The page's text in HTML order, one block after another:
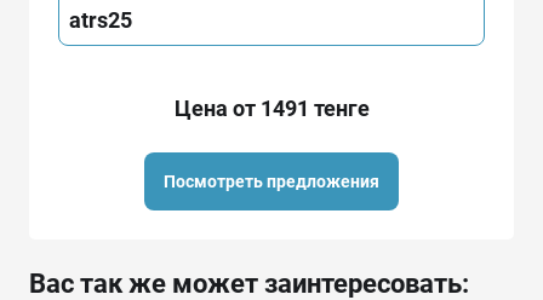
atrs25
Цена от 1491 тенге
Посмотреть предложения
Вас так же может заинтересовать: